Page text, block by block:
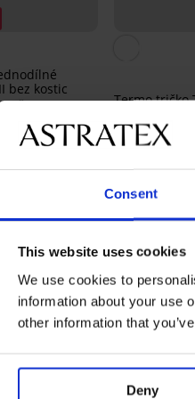
Consent
This website uses cookies
We use cookies to
information about your use
other information that
Deny
bez kostic
Kč
Termo tričko
hodnotilo
doporučuje